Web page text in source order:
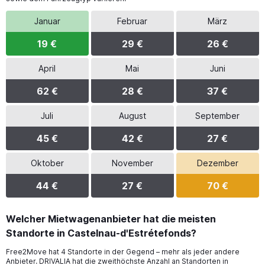
Januar
19 €
Februar
29 €
März
26 €
April
62 €
Mai
28 €
Juni
37 €
Juli
45 €
August
42 €
September
27 €
Oktober
44 €
November
27 €
Dezember
70 €
Welcher Mietwagenanbieter hat die meisten
Standorte in Castelnau-d'Estrétefonds?
Free2Move hat 4 Standorte in der Gegend – mehr als jeder andere
Anbieter. DRIVALIA hat die zweithöchste Anzahl an Standorten in